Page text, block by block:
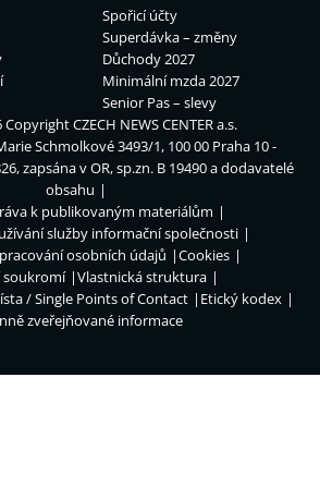
Spořicí účty
Superdávka – změny
Důchody 2027
Minimální mzda 2027
Senior Pas – slevy
CopyrightCZECH NEWS CENTER a.s.
Schmolkové 3493/1, 100 00 Praha 10 -
zapsána v OR, sp.zn. B 19490 a dodavatelé
obsahu
k publikovaným materiálům
služby informační společnosti
osobních údajů
Cookies
soukromí
Vlastnická struktura
/ Single Points of Contact
Etický kodex
zveřejňované informace